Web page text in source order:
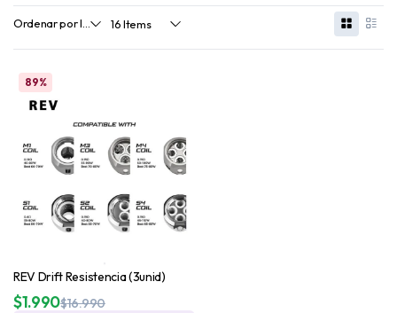
89%
REV Drift Resistencia (3unid)
$16.990
$1.990